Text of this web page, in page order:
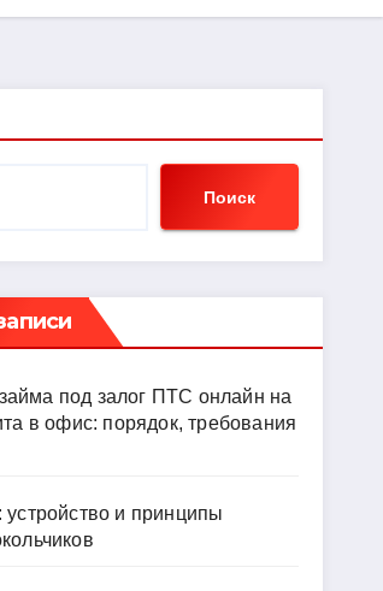
Поиск
под залог ПТС онлайн на
в офис: порядок, требования
устройство и принципы